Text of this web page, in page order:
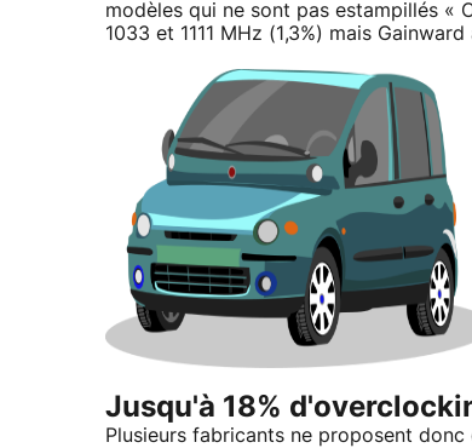
modèles qui ne sont pas estampillés «
1033 et 1111 MHz (1,3%) mais
Jusqu'à 18%
Plusieurs fabricants ne proposent